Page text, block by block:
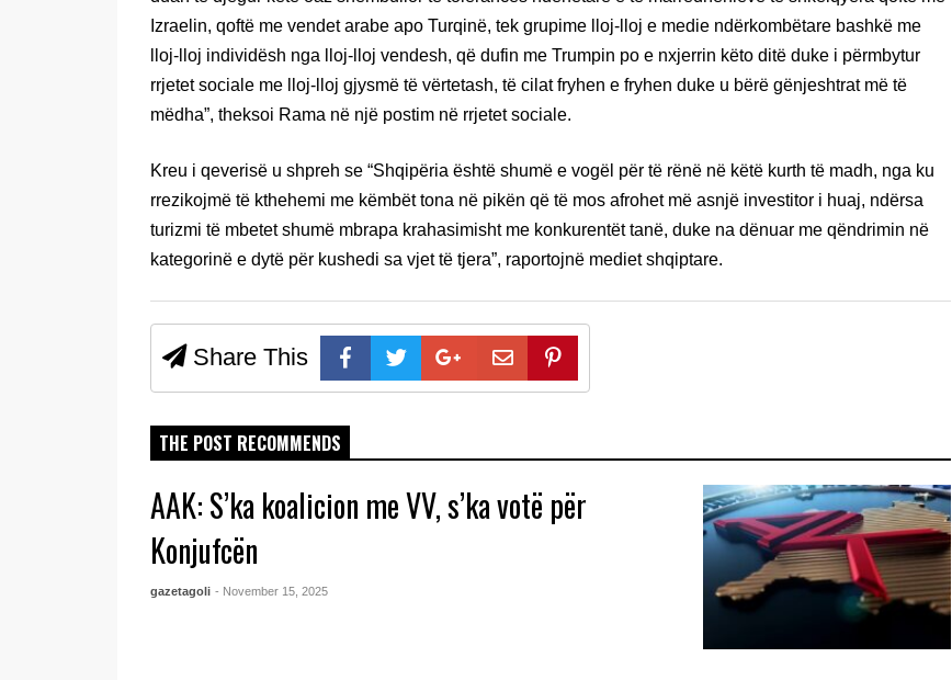
Izraelin, qoftë me vendet arabe apo Turqinë, tek grupime lloj-lloj e medie ndërkombëtare bashkë me
lloj-lloj individësh nga lloj-lloj vendesh, që dufin me Trumpin po e nxjerrin këto ditë duke i përmbytur
rrjetet sociale me lloj-lloj gjysmë të vërtetash, të cilat fryhen e fryhen duke u bërë gënjeshtrat më të
mëdha”, theksoi Rama në një postim në rrjetet sociale.
Kreu i qeverisë u shpreh se “Shqipëria është shumë e vogël për të rënë në këtë kurth të madh, nga ku
rrezikojmë të kthehemi me këmbët tona në pikën që të mos afrohet më asnjë investitor i huaj, ndërsa
turizmi të mbetet shumë mbrapa krahasimisht me konkurentët tanë, duke na dënuar me qëndrimin në
kategorinë e dytë për kushedi sa vjet të tjera”, raportojnë mediet shqiptare.
Share This
THE POST RECOMMENDS
AAK: S’ka koalicion me VV, s’ka votë për
Konjufcën
gazetagoli - November 15, 2025